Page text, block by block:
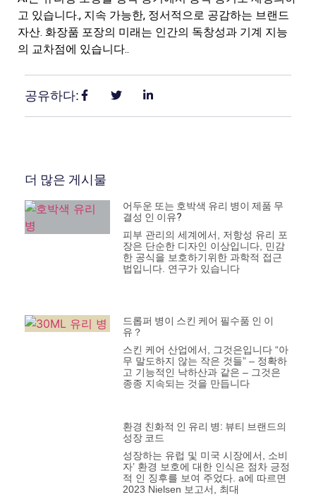
고 있습니다., 지속 가능한, 정서적으로 공감하는 브랜드
자산. 화장품 포장의 미래는 인간의 독창성과 기계 지능
의 교차점에 있습니다..
공유하다:
더 많은 게시물
어두운 또는 호박색 유리 병이 제품 무
결성 인 이유?
피부 관리의 세계에서, 저항성 유리 포
장은 단순한 디자인 이상입니다, 민감
한 공식을 보호하기위한 과학적 접근
법입니다. 연구가 있습니다
드롭퍼 병이 스킨 케어 필수품 인 이
유？
스킨 케어 산업에서, 그것은입니다 “아
무 말도하지 않는 작은 것들” – 정확하
고 기능적인 낙하산과 같은 – 그것은
종종 지속되는 것을 만듭니다
환경 친화적 인 유리 병: 뷰티 브랜드의
성장 코드
성장하는 유럽 및 미국 시장에서, 소비
자’ 환경 보호에 대한 인식은 점차 긍정
적 인 징후를 보여 주었다. a에 따르면
2023 Nielsen 보고서, 최대